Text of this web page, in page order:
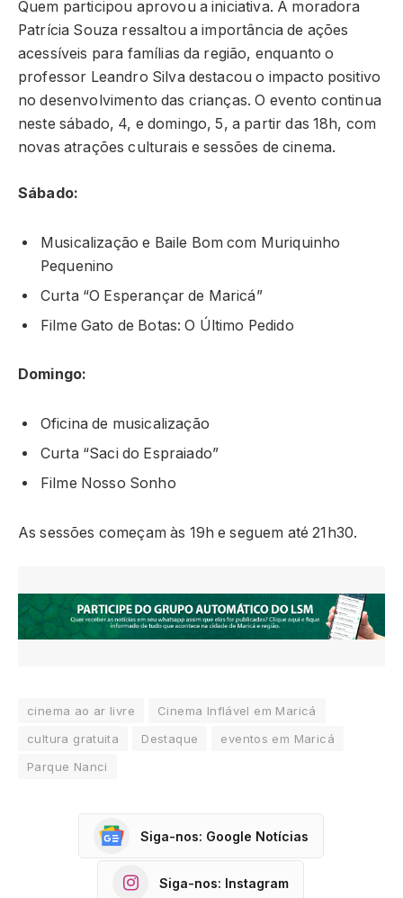
Quem participou aprovou a iniciativa. A moradora
Patrícia Souza ressaltou a importância de ações
acessíveis para famílias da região, enquanto o
professor Leandro Silva destacou o impacto positivo
no desenvolvimento das crianças. O evento continua
neste sábado, 4, e domingo, 5, a partir das 18h, com
novas atrações culturais e sessões de cinema.
Sábado:
Musicalização e Baile Bom com Muriquinho
Pequenino
Curta “O Esperançar de Maricá”
Filme Gato de Botas: O Último Pedido
Domingo:
Oficina de musicalização
Curta “Saci do Espraiado”
Filme Nosso Sonho
As sessões começam às 19h e seguem até 21h30.
cinema ao ar livre
Cinema Inflável em Maricá
cultura gratuita
Destaque
eventos em Maricá
Parque Nanci
Siga-nos: Google Notícias
Siga-nos: Instagram